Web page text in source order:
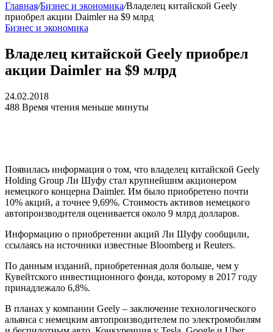
Главная/Бизнес и экономика/Владелец китайской Geely
приобрел акции Daimler на $9 млрд
Бизнес и экономика
Владелец китайской Geely приобрел
акции Daimler на $9 млрд
24.02.2018
488 Время чтения меньше минуты
Появилась информация о том, что владелец китайской Geely
Holding Group Ли Шуфу стал крупнейшим акционером
немецкого концерна Daimler. Им было приобретено почти
10% акций, а точнее 9,69%. Стоимость активов немецкого
автопроизводителя оценивается около 9 млрд долларов.
Информацию о приобретении акций Ли Шуфу сообщили,
ссылаясь на источники известные Bloomberg и Reuters.
По данным изданий, приобретенная доля больше, чем у
Кувейтского инвестиционного фонда, которому в 2017 году
принадлежало 6,8%.
В планах у компании Geely – заключение технологического
альянса с немецким автопроизводителем по электромобилям